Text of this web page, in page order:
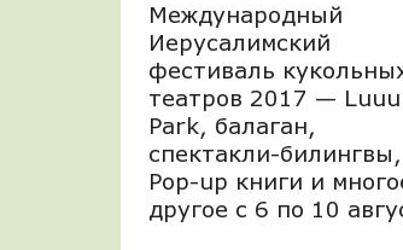
Международный
Иерусалимский
фестиваль
театров 2017 —
Park, балаган,
спектакли-билингвы,
Pop-up книги и
другое с 6 по 10